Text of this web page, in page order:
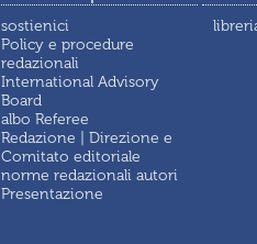
sostienici
Policy e procedure
redazionali
International Advisory
Board
albo Referee
Redazione | Direzione e
Comitato editoriale
norme redazionali autori
Presentazione